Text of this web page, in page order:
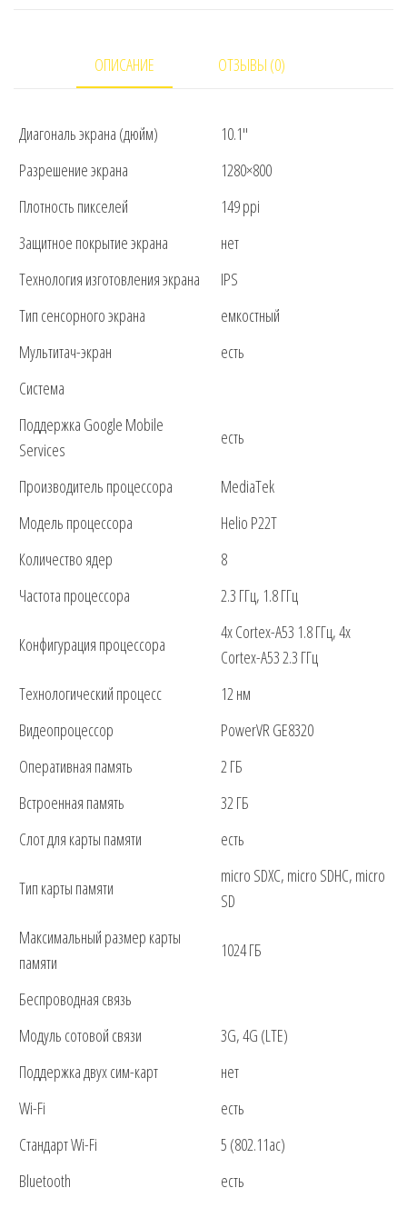
ОПИСАНИЕ ОТЗЫВЫ (0)
Диагональ экрана (дюйм)
10.1″
Разрешение экрана
1280×800
Плотность пикселей
149 ppi
Защитное покрытие экрана
нет
Технология изготовления экрана
IPS
Тип сенсорного экрана
емкостный
Мультитач-экран
есть
Система
Поддержка Google Mobile
Services
есть
Производитель процессора
MediaTek
Модель процессора
Helio P22T
Количество ядер
8
Частота процессора
2.3 ГГц, 1.8 ГГц
Конфигурация процессора
4x Cortex-A53 1.8 ГГц, 4x
Cortex-A53 2.3 ГГц
Технологический процесс
12 нм
Видеопроцессор
PowerVR GE8320
Оперативная память
2 ГБ
Встроенная память
32 ГБ
Слот для карты памяти
есть
Тип карты памяти
micro SDXC, micro SDHC, micro
SD
Максимальный размер карты
памяти
1024 ГБ
Беспроводная связь
Модуль сотовой связи
3G, 4G (LTE)
Поддержка двух сим-карт
нет
Wi-Fi
есть
Стандарт Wi-Fi
5 (802.11ac)
Bluetooth
есть